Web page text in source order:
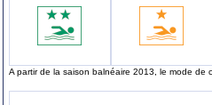
A partir de la saison balnéaire 2013, le mode